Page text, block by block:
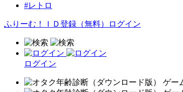
#レトロ
ふりーむ！ＩＤ登録（無料） ログイン
ログイン